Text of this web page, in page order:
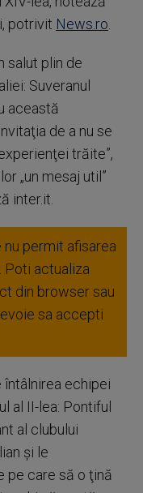
potrivit News.ro
salut plin de
Suveranul
această
de a nu se
trăite”,
„un mesaj util”
inter.it.
permit afisarea
Poti actualiza
din browser sau
sa accepti
întâlnirea echipei
al II-lea: Pontiful
al clubului
şi le
pe care să o ţină